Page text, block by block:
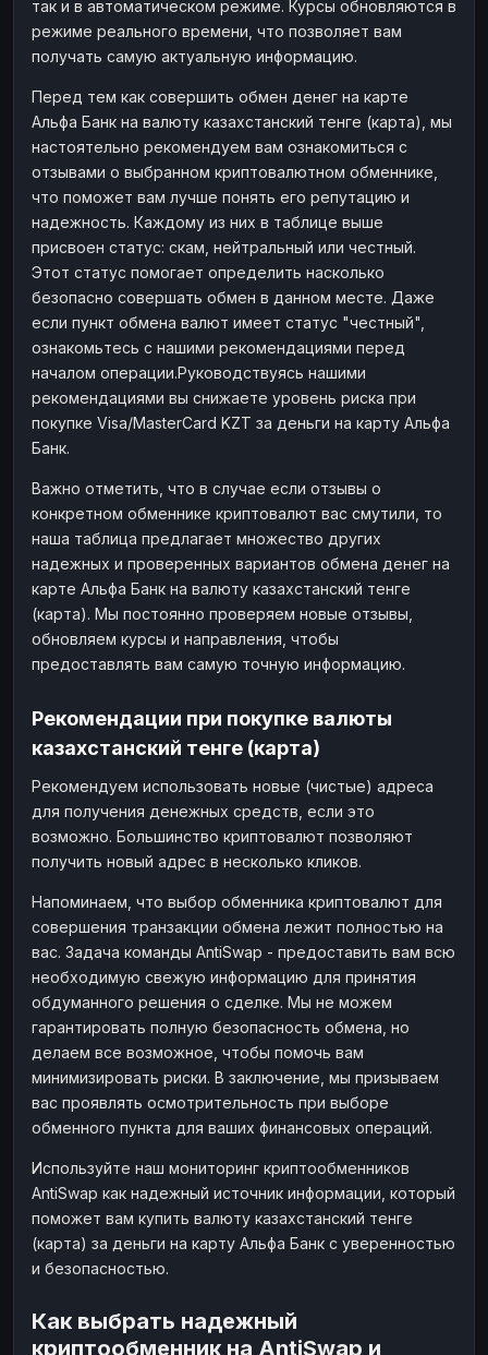
так и в автоматическом режиме. Курсы обновляются в
режиме реального времени, что позволяет вам
получать самую актуальную информацию.
Перед тем как совершить обмен денег на карте
Альфа Банк на валюту казахстанский тенге (карта), мы
настоятельно рекомендуем вам ознакомиться с
отзывами о выбранном криптовалютном обменнике,
что поможет вам лучше понять его репутацию и
надежность. Каждому из них в таблице выше
присвоен статус: скам, нейтральный или честный.
Этот статус помогает определить насколько
безопасно совершать обмен в данном месте. Даже
если пункт обмена валют имеет статус "честный",
ознакомьтесь с нашими рекомендациями перед
началом операции.Руководствуясь нашими
рекомендациями вы снижаете уровень риска при
покупке Visa/MasterCard KZT за деньги на карту Альфа
Банк.
Важно отметить, что в случае если отзывы о
конкретном обменнике криптовалют вас смутили, то
наша таблица предлагает множество других
надежных и проверенных вариантов обмена денег на
карте Альфа Банк на валюту казахстанский тенге
(карта). Мы постоянно проверяем новые отзывы,
обновляем курсы и направления, чтобы
предоставлять вам самую точную информацию.
Рекомендации при покупке валюты
казахстанский тенге (карта)
Рекомендуем использовать новые (чистые) адреса
для получения денежных средств, если это
возможно. Большинство криптовалют позволяют
получить новый адрес в несколько кликов.
Напоминаем, что выбор обменника криптовалют для
совершения транзакции обмена лежит полностью на
вас. Задача команды AntiSwap - предоставить вам всю
необходимую свежую информацию для принятия
обдуманного решения о сделке. Мы не можем
гарантировать полную безопасность обмена, но
делаем все возможное, чтобы помочь вам
минимизировать риски. В заключение, мы призываем
вас проявлять осмотрительность при выборе
обменного пункта для ваших финансовых операций.
Используйте наш мониторинг криптообменников
AntiSwap как надежный источник информации, который
поможет вам купить валюту казахстанский тенге
(карта) за деньги на карту Альфа Банк с уверенностью
и безопасностью.
Как выбрать надежный
криптообменник на AntiSwap и